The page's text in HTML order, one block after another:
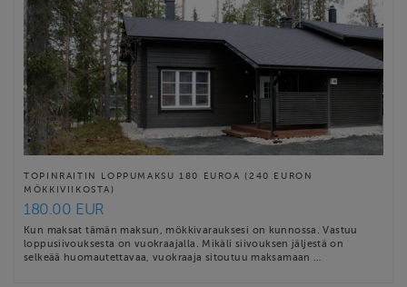
TOPINRAITIN LOPPUMAKSU 180 EUROA (240 EURON
MÖKKIVIIKOSTA)
180.00 EUR
Kun maksat tämän maksun, mökkivarauksesi on kunnossa. Vastuu
loppusiivouksesta on vuokraajalla. Mikäli siivouksen jäljestä on
selkeää huomautettavaa, vuokraaja sitoutuu maksamaan …